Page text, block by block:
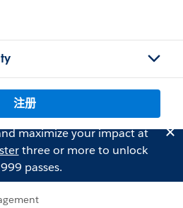
注册
maximize your impact at
three or more to unlock
passes.